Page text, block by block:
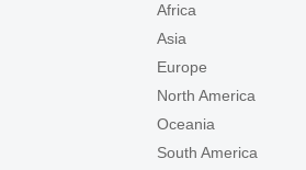
Africa
Asia
Europe
North America
Oceania
South America